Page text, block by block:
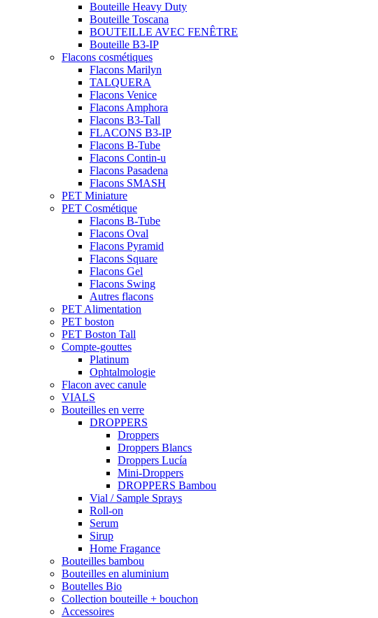
Bouteille Heavy Duty
Bouteille Toscana
BOUTEILLE AVEC FENÊTRE
Bouteille B3-IP
Flacons cosmétiques
Flacons Marilyn
TALQUERA
Flacons Venice
Flacons Amphora
Flacons B3-Tall
FLACONS B3-IP
Flacons B-Tube
Flacons Contin-u
Flacons Pasadena
Flacons SMASH
PET Miniature
PET Cosmétique
Flacons B-Tube
Flacons Oval
Flacons Pyramid
Flacons Square
Flacons Gel
Flacons Swing
Autres flacons
PET Alimentation
PET boston
PET Boston Tall
Compte-gouttes
Platinum
Ophtalmologie
Flacon avec canule
VIALS
Bouteilles en verre
DROPPERS
Droppers
Droppers Blancs
Droppers Lucía
Mini-Droppers
DROPPERS Bambou
Vial / Sample Sprays
Roll-on
Serum
Sirup
Home Fragance
Bouteilles bambou
Bouteilles en aluminium
Boutelles Bio
Collection bouteille + bouchon
Accessoires